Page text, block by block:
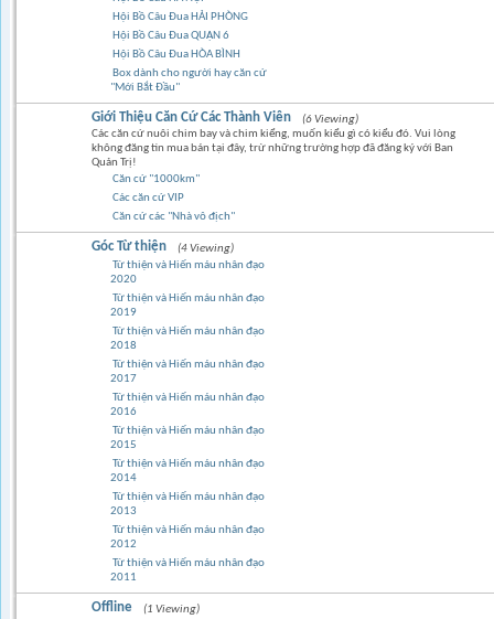
Hội Bồ Câu Đua HẢI PHÒNG
Hội Bồ Câu Đua QUẬN 6
Hội Bồ Câu Đua HÒA BÌNH
Box dành cho người hay căn cứ
"Mới Bắt Đầu"
Giới Thiệu Căn Cứ Các Thành Viên
(6 Viewing)
Các căn cứ nuôi chim bay và chim kiểng, muốn kiểu gì có kiểu đó. Vui lòng
không đăng tin mua bán tại đây, trừ những trường hợp đã đăng ký với Ban
Quản Trị!
Căn cứ "1000km"
Các căn cứ VIP
Căn cứ các "Nhà vô địch"
Góc Từ thiện
(4 Viewing)
Từ thiện và Hiến máu nhân đạo
2020
Từ thiện và Hiến máu nhân đạo
2019
Từ thiện và Hiến máu nhân đạo
2018
Từ thiện và Hiến máu nhân đạo
2017
Từ thiện và Hiến máu nhân đạo
2016
Từ thiện và Hiến máu nhân đạo
2015
Từ thiện và Hiến máu nhân đạo
2014
Từ thiện và Hiến máu nhân đạo
2013
Từ thiện và Hiến máu nhân đạo
2012
Từ thiện và Hiến máu nhân đạo
2011
Offline (1 Viewing)